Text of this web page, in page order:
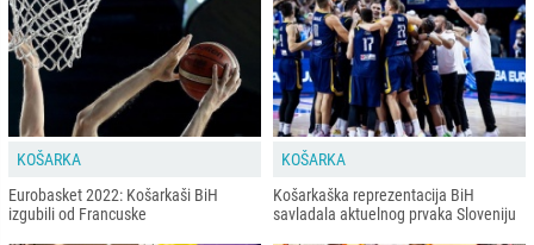
KOŠARKA
Eurobasket 2022: Košarkaši BiH
izgubili od Francuske
KOŠARKA
Košarkaška reprezentacija BiH
savladala aktuelnog prvaka Sloveniju